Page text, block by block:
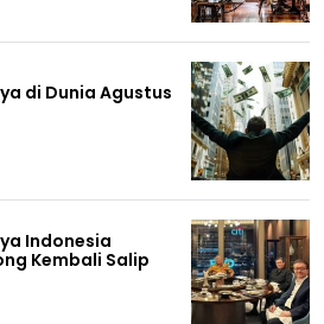
di Dunia Agustus
Indonesia
Kembali Salip